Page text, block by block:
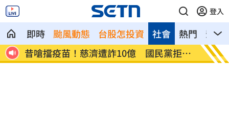
登入
即時 颱風動態 台股怎投資 熱門 影音
社會
寵
昔嗆擋疫苗！慈濟遭詐10億 國民黨拒道
歉
假借
臀